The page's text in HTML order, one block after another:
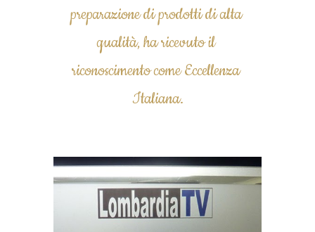
preparazione di prodotti di alta
qualità, ha ricevuto il
riconoscimento come Eccellenza
Italiana.